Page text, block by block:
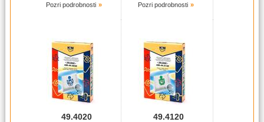
Pozri podrobnosti Pozri podrobnosti
49.4020 49.4120